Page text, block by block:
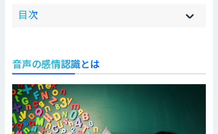
目次 hi
]
sh
]
音声の感情認識とは